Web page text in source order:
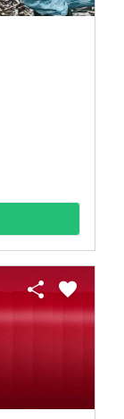
share favorite